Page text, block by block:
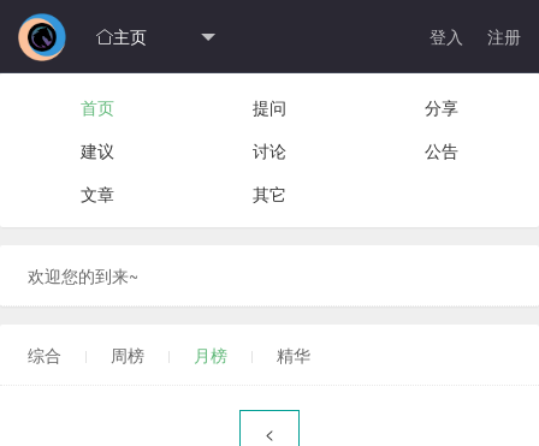
主页 登入 注册
首页 提问
分享
建议
讨论
公告
文章
其它
欢迎您的到来~
综合 周榜 月榜 精华
<